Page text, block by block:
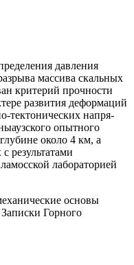
давления
массива скальных
критерий прочности
развития деформаций
тектонических напря­
опытного
около 4 км, а
результатами
лабораторией
основы
Горного